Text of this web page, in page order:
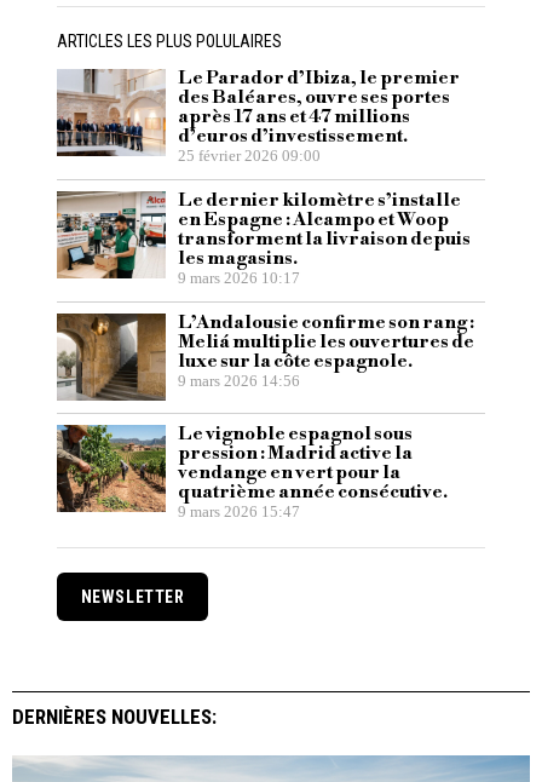
ARTICLES LES PLUS POLULAIRES
Le Parador d’Ibiza, le premier
des Baléares, ouvre ses portes
après 17 ans et 47 millions
d’euros d’investissement.
25 février 2026 09:00
Le dernier kilomètre s’installe
en Espagne : Alcampo et Woop
transforment la livraison depuis
les magasins.
9 mars 2026 10:17
L’Andalousie confirme son rang :
Meliá multiplie les ouvertures de
luxe sur la côte espagnole.
9 mars 2026 14:56
Le vignoble espagnol sous
pression : Madrid active la
vendange en vert pour la
quatrième année consécutive.
9 mars 2026 15:47
NEWSLETTER
DERNIÈRES NOUVELLES: